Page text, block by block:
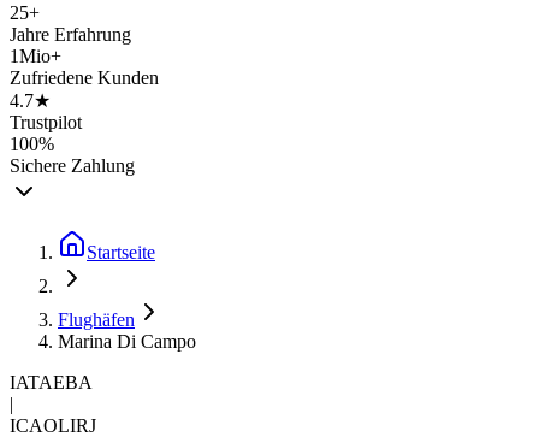
25+
Jahre Erfahrung
1Mio+
Zufriedene Kunden
4.7★
Trustpilot
100%
Sichere Zahlung
Startseite
Flughäfen
Marina Di Campo
IATAEBA
|
ICAOLIRJ